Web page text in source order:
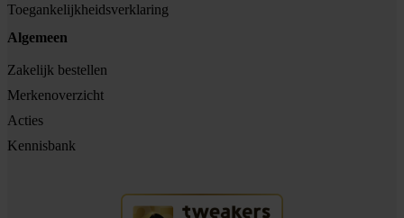
Toegankelijkheidsverklaring
Algemeen
Zakelijk bestellen
Merkenoverzicht
Acties
Kennisbank